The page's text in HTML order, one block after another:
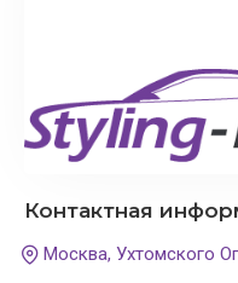
Контактная
Москва, Ухтомского